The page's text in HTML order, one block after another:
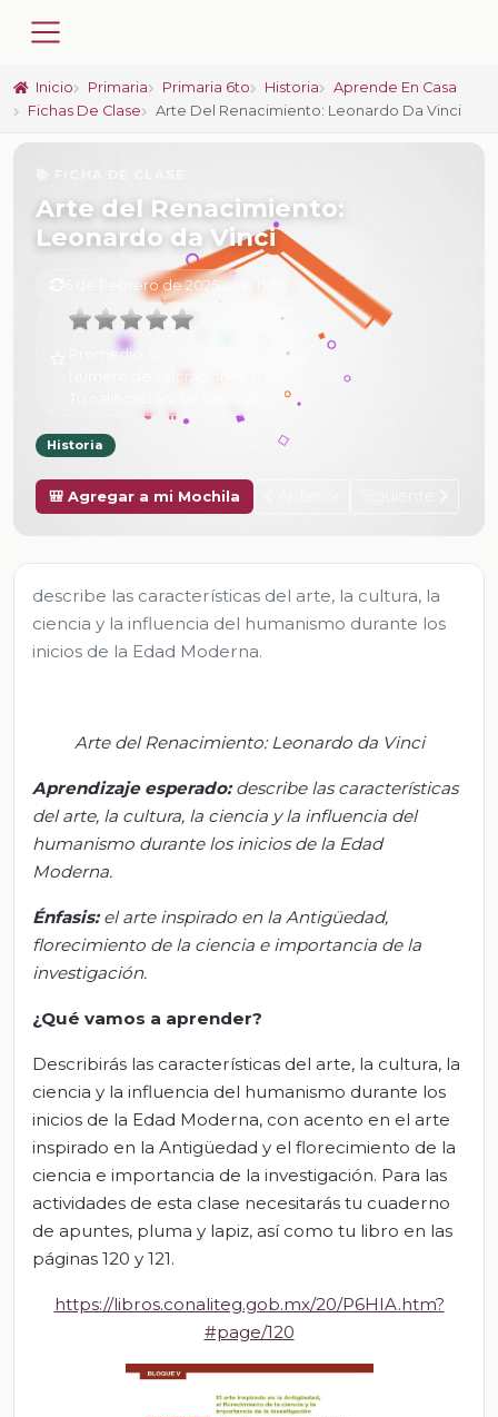
Inicio Primaria Primaria 6to Historia
Aprende En Casa
Fichas De Clase
Arte Del Renacimiento: Leonardo Da Vinci
Arte del Renacimiento:
Leonardo da Vinci
6 de Febrero de 2025 a las 15:53
Promedio:
Número de valoraciones:
Historia
🎒 Agregar a mi Mochila
describe las características del arte, la cultura, la
ciencia y la influencia del humanismo durante los
inicios de la Edad Moderna.
Arte del Renacimiento: Leonardo da Vinci
Aprendizajeesperado: describe las características
del arte, la cultura, la ciencia y la influencia del
humanismo durante los inicios de la Edad
Moderna.
Énfasis: el arte inspirado en la Antigüedad,
florecimiento de la ciencia e importancia de la
investigación.
¿Qué vamos a aprender?
Describirás las características del arte, la cultura, la
ciencia y la influencia del humanismo durante los
inicios de la Edad Moderna, con acento en el arte
inspirado en la Antigüedad y el florecimiento de la
ciencia e importancia de la investigación. Para las
actividades de esta clase necesitarás tu cuaderno
de apuntes, pluma y lapiz, así como tu libro en las
páginas 120 y 121.
https://libros.conaliteg.gob.mx/20/P6HIA.htm?
#page/120